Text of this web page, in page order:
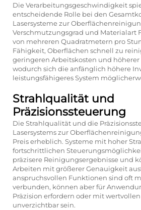
Die Verarbeitungsgeschwindigkeit
entscheidende Rolle bei den
Lasersysteme zur
Verschmutzungsgrad und Materialart
von mehreren Quadratmetern pro
Fähigkeit, Oberflächen schnell zu
geringeren Arbeitskosten und
wodurch sich die anfänglich höhere
leistungsfähigeres System
Strahlqualität und
Präzisionssteuerung
Die Strahlqualität und die
Lasersystems zur
Preis erheblich. Systeme mit hoher
fortschrittlichen
präzisere Reinigungsergebnisse und
Arbeiten mit größerer Genauigkeit
anspruchsvollen Funktionen sind oft
verbunden, können aber für
Präzision erfordern oder mit
unverzichtbar sein.